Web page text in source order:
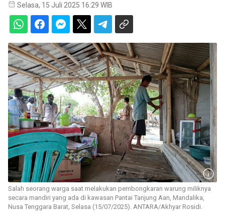
Selasa, 15 Juli 2025 16:29 WIB
Salah seorang warga saat melakukan pembongkaran warung miliknya
secara mandiri yang ada di kawasan Pantai Tanjung Aan, Mandalika,
Nusa Tenggara Barat, Selasa (15/07/2025). ANTARA/Akhyar Rosidi.